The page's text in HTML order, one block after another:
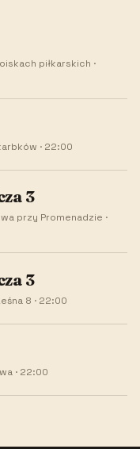
piłkarskich ·
· 22:00
3
przy Promenadzie ·
3
8 · 22:00
· 22:00